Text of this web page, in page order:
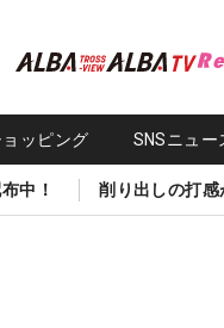
ョッピング SNSニュー
中！ 削り出しの打